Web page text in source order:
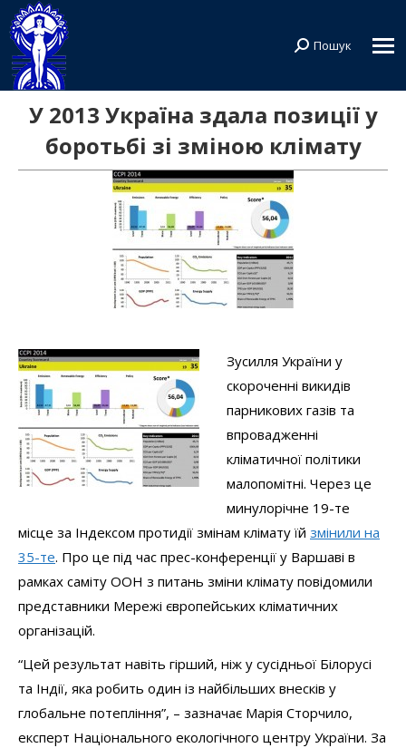
Search:
Пошук
У 2013 Україна здала позиції у
боротьбі зі зміною клімату
Зусилля України у
скороченні викидів
парникових газів та
впровадженні
кліматичної політики
малопомітні. Через це
минулорічне 19-те
місце за Індексом протидії змінам клімату їй змінили на
35-те. Про це під час прес-конференції у Варшаві в
рамках саміту ООН з питань зміни клімату повідомили
представники Мережі європейських кліматичних
організацій.
“Цей результат навіть гірший, ніж у сусідньої Білорусі
та Індії, яка робить один із найбільших внесків у
глобальне потепління”, – зазначає Марія Сторчило,
експерт Національного екологічного центру України. За